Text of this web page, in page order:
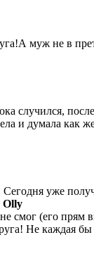
муж не в
случился,
и думала как
уже
Olly
смог (его прям
Не каждая бы